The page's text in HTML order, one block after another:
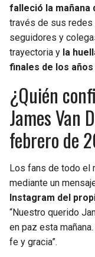
falleció la mañana
través de sus redes
seguidores y
trayectoria y la
finales de los
¿Quién
James Van
febrero de
Los fans de todo el
mediante un
Instagram del
“Nuestro querido
en paz esta
fe y gracia”.